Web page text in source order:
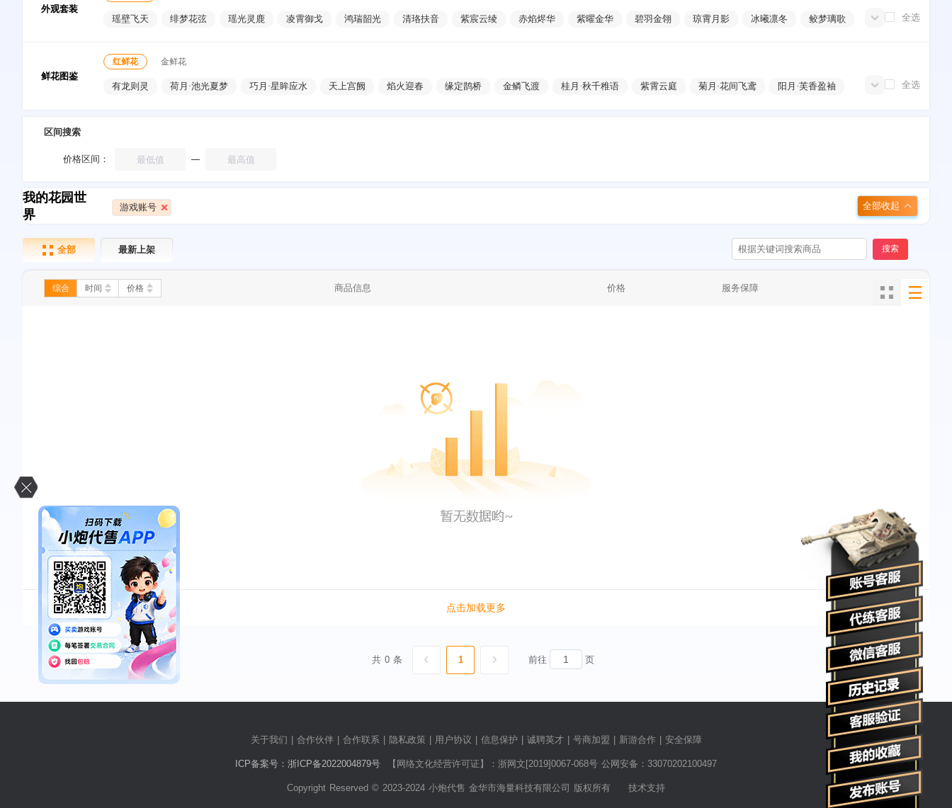
外观套装
瑶壁飞天 绯梦花弦 瑶光灵鹿 凌霄御戈 鸿瑞韶光 清珞扶音 紫宸云绫 赤焰烬华 紫曜金华 碧羽金翎 琼霄月影 冰曦凛冬 鲛梦璃歌 全选
鲜花图鉴
红鲜花 金鲜花
有龙则灵 荷月·池光夏梦 巧月·星眸应水 天上宫阙 焰火迎春 缘定鹊桥 金鳞飞渡 桂月·秋千稚语 紫霄云庭 菊月·花间飞鸢 阳月·芙香盈袖 全选
区间搜索
价格区间：
我的花园世
界
游戏账号 全部收起
全部 最新上架 搜索
综合 时间 价格 商品信息 价格 服务保障
点击加载更多
共 0 条 1 前往 页
关于我们 合作伙伴| 合作联系| 隐私政策 用户协议 信息保护 诚聘英才| 号商加盟 新游合作| 安全保障
ICP备案号：浙ICP备2022004879号 【网络文化经营许可证】：浙网文[2019]0067-068号 公网安备：33070202100497
Copyright Reserved © 2023-2024 小炮代售 金华市海量科技有限公司 版权所有 技术支持